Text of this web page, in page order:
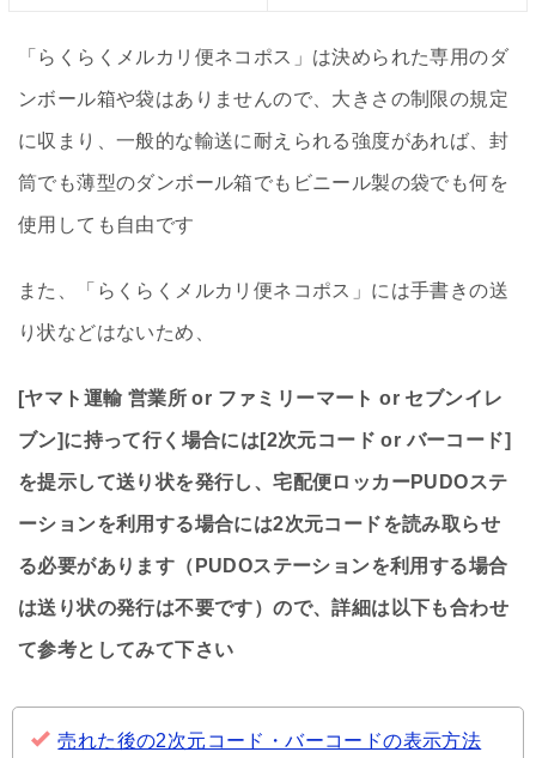
「らくらくメルカリ便ネコポス」は決められた専用のダ
ンボール箱や袋はありませんので、大きさの制限の規定
に収まり、一般的な輸送に耐えられる強度があれば、封
筒でも薄型のダンボール箱でもビニール製の袋でも何を
使用しても自由です
また、「らくらくメルカリ便ネコポス」には手書きの送
り状などはないため、
[ヤマト運輸 営業所 or ファミリーマート or セブンイレ
ブン]に持って行く場合には[2次元コード or バーコード]
を提示して送り状を発行し、宅配便ロッカーPUDOステ
ーションを利用する場合には2次元コードを読み取らせ
る必要があります（PUDOステーションを利用する場合
は送り状の発行は不要です）ので、詳細は以下も合わせ
て参考としてみて下さい
売れた後の2次元コード・バーコードの表示方法